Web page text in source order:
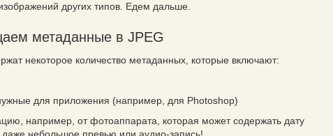
других типов. Едем дальше.
метаданные в JPEG
некоторое количество метаданных, которые включают:
для приложения (например, для Photoshop)
например, от фотоаппарата, которая может содержать дату